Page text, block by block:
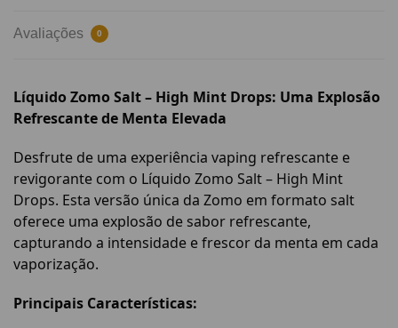
Avaliações 0
Líquido Zomo Salt – High Mint Drops: Uma Explosão
Refrescante de Menta Elevada
Desfrute de uma experiência vaping refrescante e
revigorante com o Líquido Zomo Salt – High Mint
Drops. Esta versão única da Zomo em formato salt
oferece uma explosão de sabor refrescante,
capturando a intensidade e frescor da menta em cada
vaporização.
Principais Características: